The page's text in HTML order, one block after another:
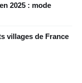
2025 : mode
villages de France